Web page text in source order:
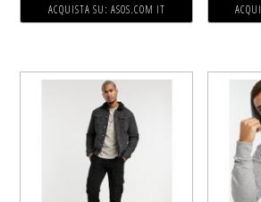
ACQUISTA SU: ASOS.COM IT